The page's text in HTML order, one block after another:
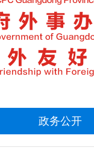
政务公开